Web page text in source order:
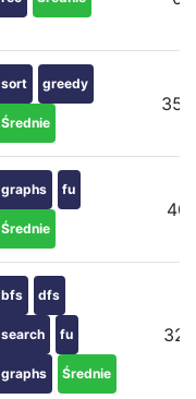
sort greedy
Średnie
354
graphs fu
Średnie
40
bfs dfs
search fu
graphs Średnie
321